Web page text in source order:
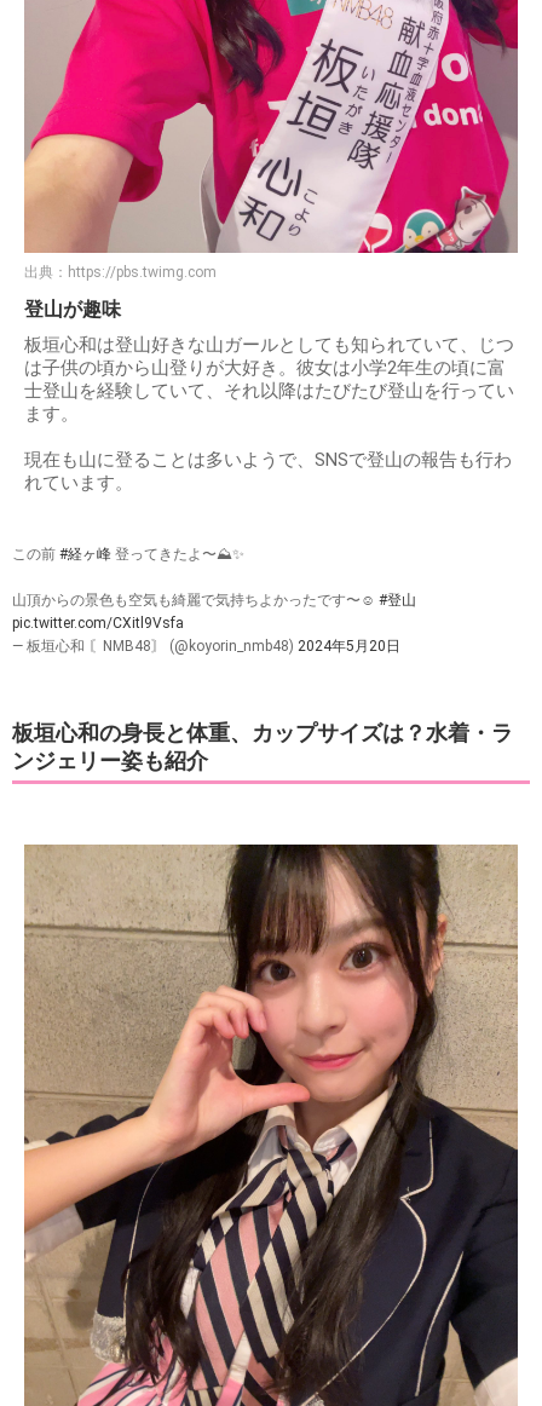
出典： https://pbs.twimg.com
登山が趣味
板垣心和は登山好きな山ガールとしても知られていて、じつ
は子供の頃から山登りが大好き。彼女は小学2年生の頃に富
士登山を経験していて、それ以降はたびたび登山を行ってい
ます。
現在も山に登ることは多いようで、SNSで登山の報告も行わ
れています。
この前 #経ヶ峰 登ってきたよ〜⛰✨
山頂からの景色も空気も綺麗で気持ちよかったです〜☺ #登山
pic.twitter.com/CXitl9Vsfa
— 板垣心和 〘NMB48〙 (@koyorin_nmb48) 2024年5月20日
板垣心和の身長と体重、カップサイズは？水着・ラ
ンジェリー姿も紹介